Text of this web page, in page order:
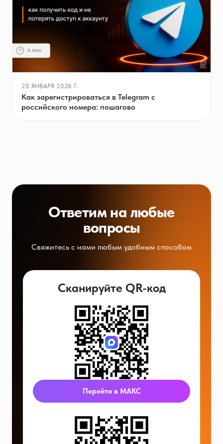
20 ЯНВАРЯ 2026 Г.
Как зарегистрироваться в Telegram с
российского номера: пошагово
Ответим на любые
вопросы
Свяжитесь с нами любым удобным способом
Сканируйте QR-код
Перейти в МАКС